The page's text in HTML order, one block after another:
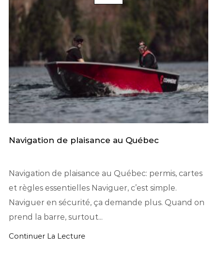
Navigation de plaisance au Québec
Navigation de plaisance au Québec: permis, cartes
et règles essentielles Naviguer, c’est simple.
Naviguer en sécurité, ça demande plus. Quand on
prend la barre, surtout...
Continuer La Lecture